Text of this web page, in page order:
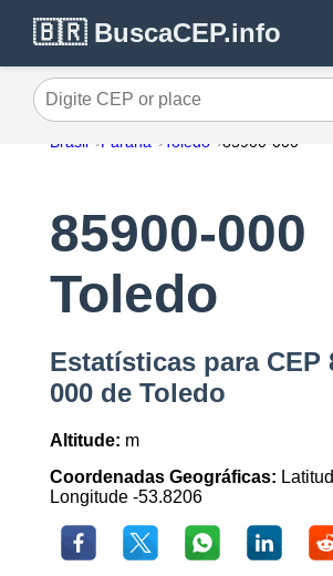
🇧🇷 BuscaCEP.info
Digite CEP or place
Brasil Parana Toledo 85900-000
85900-000
Toledo
Estatísticas para CEP
000 de Toledo
Altitude: m
Coordenadas Geográficas:
Longitude -53.8206